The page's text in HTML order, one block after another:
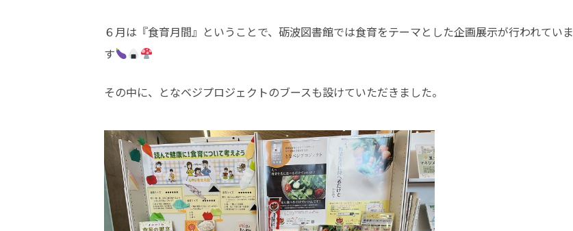
６月は『食育月間』ということで、砺波図書館では食育をテーマとした企画展示が行われていま
す
その中に、となベジプロジェクトのブースも設けていただきました。